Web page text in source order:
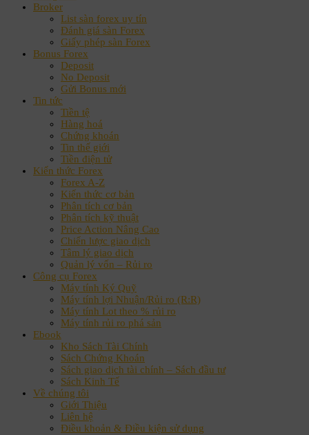
Broker
List sàn forex uy tín
Đánh giá sàn Forex
Giấy phép sàn Forex
Bonus Forex
Deposit
No Deposit
Gửi Bonus mới
Tin tức
Tiền tệ
Hàng hoá
Chứng khoán
Tin thế giới
Tiền điện tử
Kiến thức Forex
Forex A-Z
Kiến thức cơ bản
Phân tích cơ bản
Phân tích kỹ thuật
Price Action Nâng Cao
Chiến lược giao dịch
Tâm lý giao dịch
Quản lý vốn – Rủi ro
Công cụ Forex
Máy tính Ký Quỹ
Máy tính lợi Nhuận/Rủi ro (R:R)
Máy tính Lot theo % rủi ro
Máy tính rủi ro phá sản
Ebook
Kho Sách Tài Chính
Sách Chứng Khoán
Sách giao dịch tài chính – Sách đầu tư
Sách Kinh Tế
Về chúng tôi
Giới Thiệu
Liên hệ
Điều khoản & Điều kiện sử dụng